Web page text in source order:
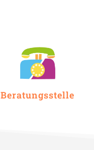
Beratungsstelle